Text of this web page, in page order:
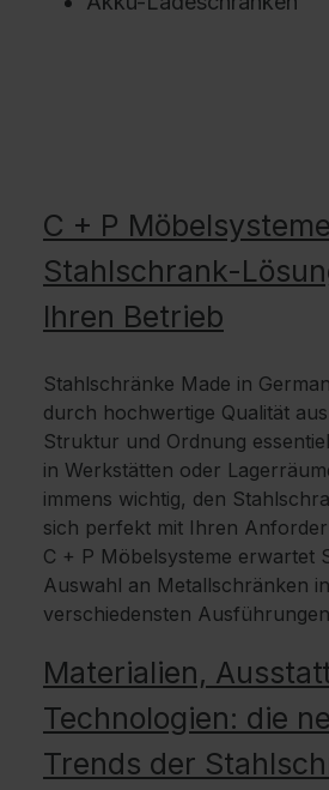
C + P
Stahlschrank-
Ihren Betrieb
Stahlschränke Made in
durch hochwertige Qualität
Struktur und Ordnung
in Werkstätten oder
immens wichtig, den
sich perfekt mit Ihren
C + P Möbelsysteme erwartet
Auswahl an Metallschränken
verschiedensten
Materialien,
Technologien: die
Trends der